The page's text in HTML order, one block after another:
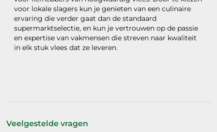
voor lokale slagers kun je genieten van een culinaire
ervaring die verder gaat dan de standaard
supermarktselectie, en kun je vertrouwen op de passie
en expertise van vakmensen die streven naar kwaliteit
in elk stuk vlees dat ze leveren.
Veelgestelde vragen